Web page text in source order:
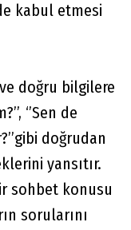
kabul etmesi
doğru bilgilere
‘’Sen de
doğrudan
yansıtır.
sohbet konusu
sorularını